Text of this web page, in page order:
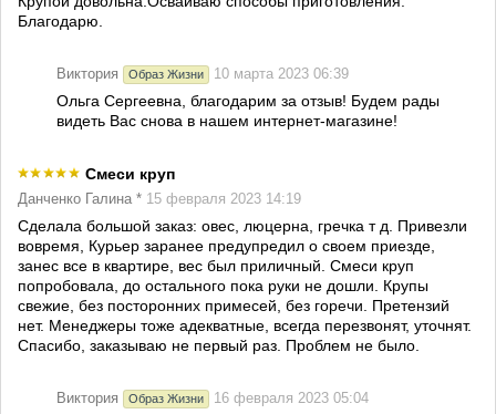
Благодарю.
Виктория Образ Жизни 10 марта 2023 06:39
Ольга Сергеевна, благодарим за отзыв! Будем рады
видеть Вас снова в нашем интернет-магазине!
Смеси круп
Данченко Галина * 15 февраля 2023 14:19
Сделала большой заказ: овес, люцерна, гречка т д. Привезли
вовремя, Курьер заранее предупредил о своем приезде,
занес все в квартире, вес был приличный. Смеси круп
попробовала, до остального пока руки не дошли. Крупы
свежие, без посторонних примесей, без горечи. Претензий
нет. Менеджеры тоже адекватные, всегда перезвонят, уточнят.
Спасибо, заказываю не первый раз. Проблем не было.
Виктория Образ Жизни 16 февраля 2023 05:04